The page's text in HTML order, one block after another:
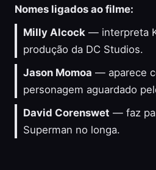
Nomes ligados ao filme:
Milly Alcock — interpreta
produção da DC Studios.
Jason Momoa — aparece
personagem aguardado
David Corenswet — faz
Superman no longa.